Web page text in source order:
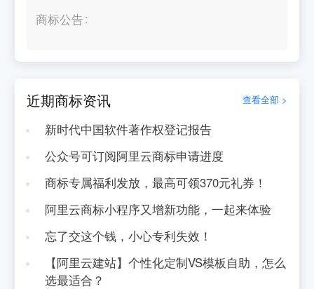
商标公告
近期商标资讯 查看全部 >
新时代中国软件著作权登记报告
公众号可订阅阿里云商标申请进度
商标专属福利发放，最高可领370元礼券！
阿里云商标小程序又增新功能，一起来体验
忘了交这个钱，小心专利失效！
【阿里云建站】个性化定制VS模板自助，怎么
选最适合？